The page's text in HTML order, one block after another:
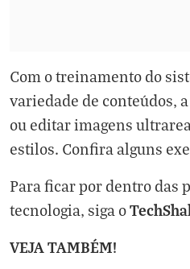
Com o treinamento do
variedade de conteúdos,
ou editar imagens
estilos. Confira alguns
Para ficar por dentro das
tecnologia, siga o
VEJA TAMBÉM!